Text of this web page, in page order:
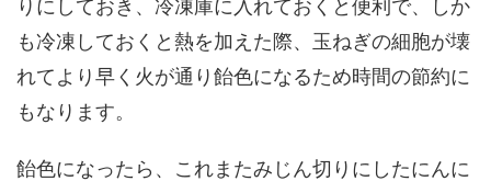
りにしておき、冷凍庫に入れておくと便利で、しか
も冷凍しておくと熱を加えた際、玉ねぎの細胞が壊
れてより早く火が通り飴色になるため時間の節約に
もなります。
飴色になったら、これまたみじん切りにしたにんに